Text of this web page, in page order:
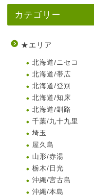
カテゴリー
★エリア
北海道/ニセコ
北海道/帯広
北海道/登別
北海道/知床
北海道/釧路
千葉/九十九里
埼玉
屋久島
山形/赤湯
栃木/日光
沖縄/宮古島
沖縄/本島